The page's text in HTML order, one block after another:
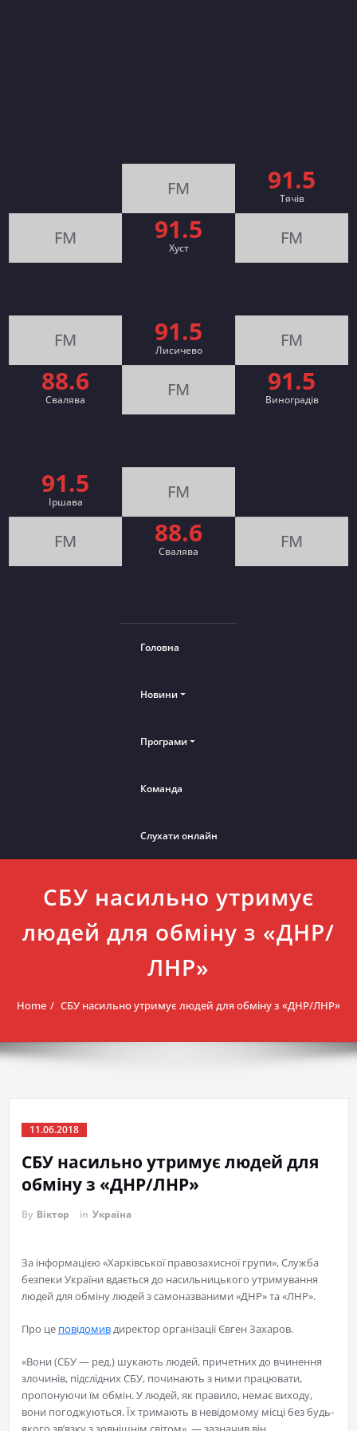
FM 91.5
Тячів
FM 91.5
Хуст FM
FM 91.5
Лисичево FM
88.6
Свалява FM 91.5
Виноградів
91.5
Іршава FM
FM 88.6
Cвалява FM
Головна
Новини
Програми
Команда
Слухати онлайн
СБУ насильно утримує
людей для обміну з «ДНР/
ЛНР»
Home СБУ насильно утримує людей для обміну з «ДНР/ЛНР»
11.06.2018
СБУ насильно утримує людей для
обміну з «ДНР/ЛНР»
By Віктор in Україна
За інформацією «Харківської правозахисної групи», Служба
безпеки України вдається до насильницького утримування
людей для обміну людей з самоназваними «ДНР» та «ЛНР».
Про це повідомивдиректор організації Євген Захаров.
«Вони (СБУ — ред.) шукають людей, причетних до вчинення
злочинів, підслідних СБУ, починають з ними працювати,
пропонуючи їм обмін. У людей, як правило, немає виходу,
вони погоджуються. Їх тримають в невідомому місці без будь-